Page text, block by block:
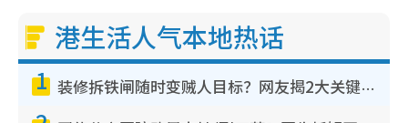
港生活人气本地热话
1 装修拆铁闸随时变贼人目标？网友揭2大关键用途：装新款等于白装？附新旧铁闸分别